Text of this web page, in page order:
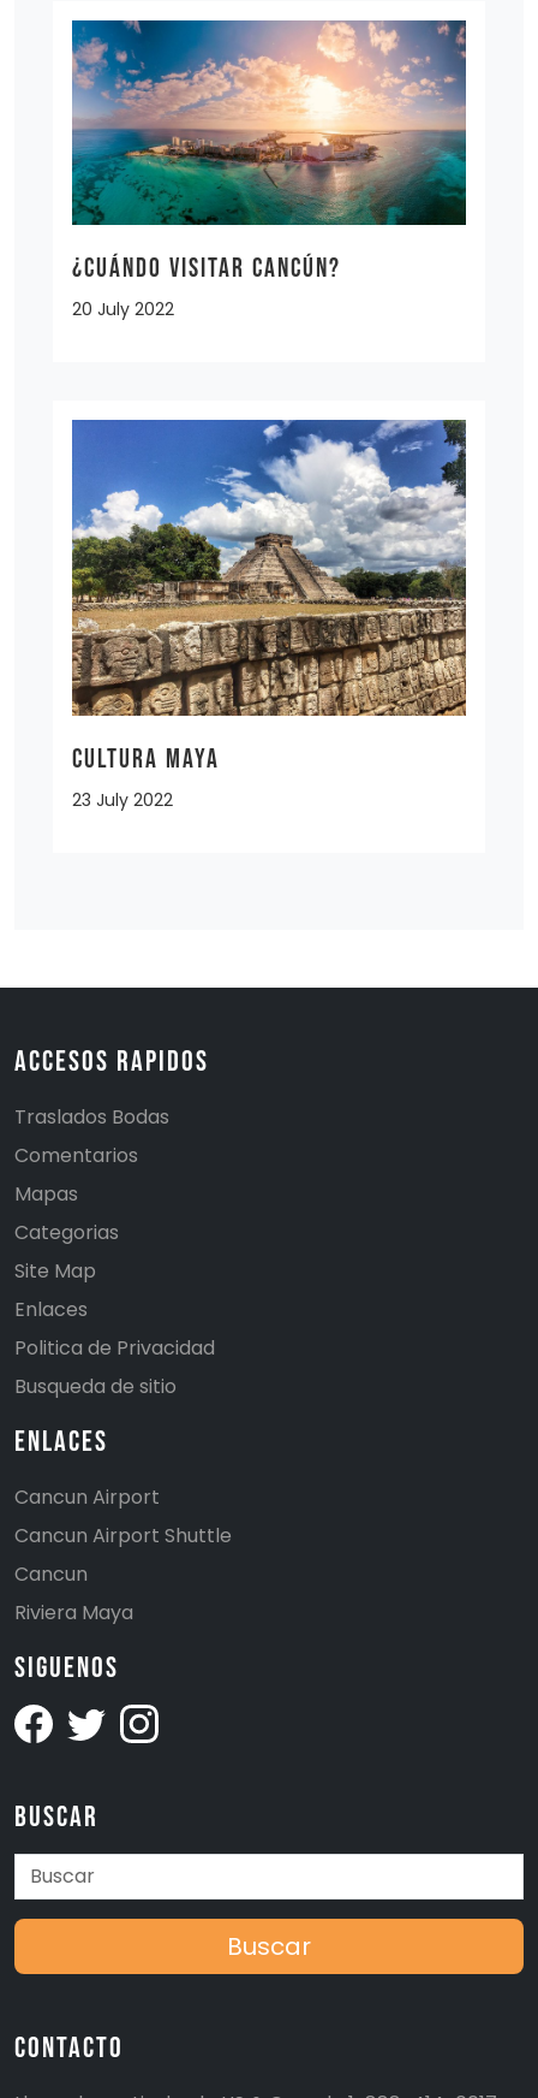
¿Cuándo visitar Cancún?
20 July 2022
CULTURA MAYA
23 July 2022
Accesos Rapidos
Traslados Bodas
Comentarios
Mapas
Categorias
Site Map
Enlaces
Politica de Privacidad
Busqueda de sitio
Enlaces
Cancun Airport
Cancun Airport Shuttle
Cancun
Riviera Maya
Siguenos
Buscar
Buscar
Contacto